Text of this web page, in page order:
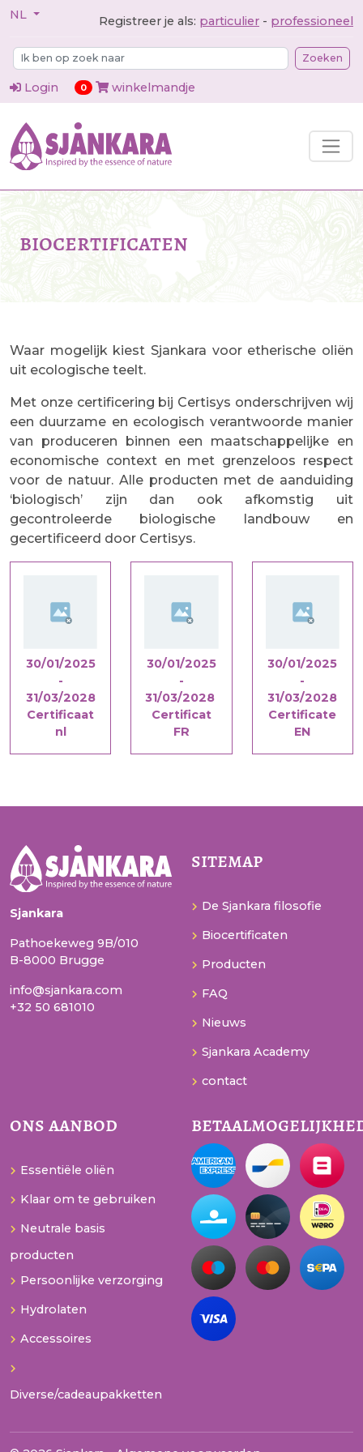
NL Registreer je als: particulier - professioneel
Zoeken
Login 0items in cart
winkelmandje
biocertificaten
Waar mogelijk kiest Sjankara voor etherische oliën
uit ecologische teelt.
Met onze certificering bij Certisys onderschrijven wij
een duurzame en ecologisch verantwoorde manier
van produceren binnen een maatschappelijke en
economische context en met grenzeloos respect
voor de natuur. Alle producten met de aanduiding
‘biologisch’ zijn dan ook afkomstig uit
gecontroleerde biologische landbouw en
gecertificeerd door Certisys.
30/01/2025
-
31/03/2028
Certificaat
nl
30/01/2025
-
31/03/2028
Certificat
FR
30/01/2025
-
31/03/2028
Certificate
EN
Sjankara
Pathoekeweg 9B/010
B-8000 Brugge
info@sjankara.com
+32 50 681010
sitemap
De Sjankara filosofie
Biocertificaten
Producten
FAQ
Nieuws
Sjankara Academy
contact
ons aanbod
Essentiële oliën
Klaar om te gebruiken
Neutrale basis
producten
Persoonlijke verzorging
Hydrolaten
Accessoires
Diverse/cadeaupakketten